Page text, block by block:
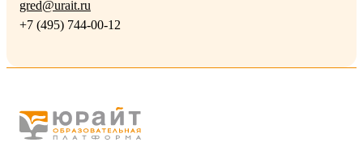
gred@urait.ru
+7 (495) 744-00-12